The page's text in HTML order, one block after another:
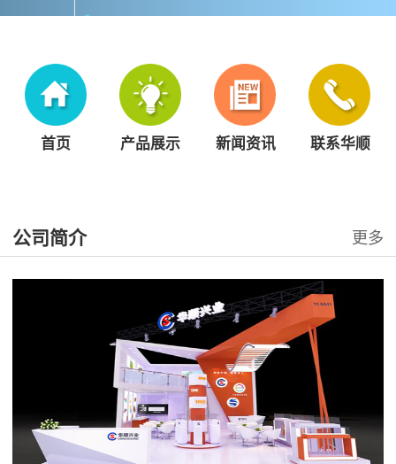
首页 产品展示 新闻资讯 联系华顺
公司简介 更多